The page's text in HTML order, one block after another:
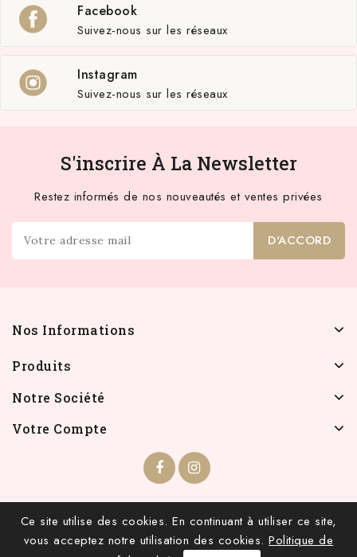
Facebook
Suivez-nous sur les réseaux
Instagram
Suivez-nous sur les réseaux
S'inscrire À La Newsletter
Restez informés de nos nouveautés et ventes privées
Nos Informations
Produits
Notre Société
Votre Compte
Ce site utilise des cookies. En continuant à utiliser ce site,
vous acceptez notre utilisation des cookies. Politique de
© 2026 - INFOLIEN - Tous droits réservés.